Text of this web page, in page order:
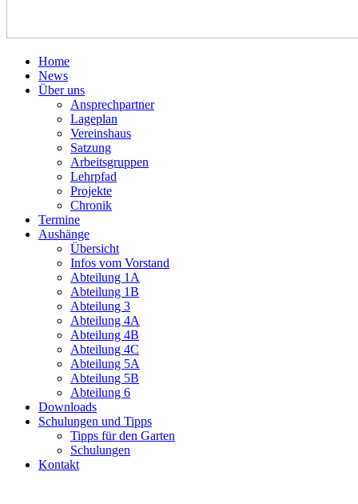
Home
News
Über uns
Ansprechpartner
Lageplan
Vereinshaus
Satzung
Arbeitsgruppen
Lehrpfad
Projekte
Chronik
Termine
Aushänge
Übersicht
Infos vom Vorstand
Abteilung 1A
Abteilung 1B
Abteilung 3
Abteilung 4A
Abteilung 4B
Abteilung 4C
Abteilung 5A
Abteilung 5B
Abteilung 6
Downloads
Schulungen und Tipps
Tipps für den Garten
Schulungen
Kontakt